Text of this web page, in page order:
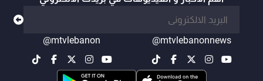
@mtvlebanonnews
@mtvlebanon